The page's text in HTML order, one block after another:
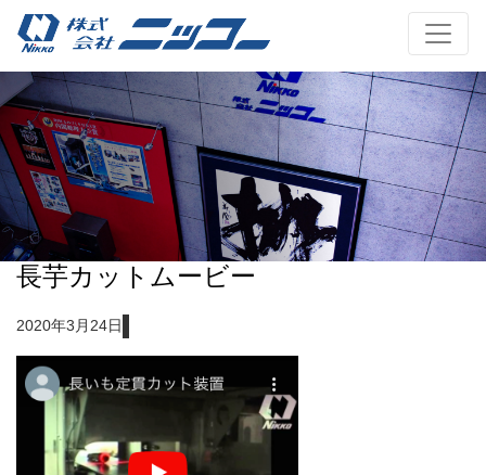
長芋カットムービー
2020年3月24日